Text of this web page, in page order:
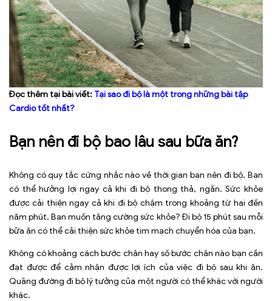
Đọc thêm tại bài viết: Tại sao đi bộ là một trong những bài tập
Cardio tốt nhất?
Bạn nên đi bộ bao lâu sau bữa ăn?
Không có quy tắc cứng nhắc nào về thời gian bạn nên đi bộ. Bạn
có thể hưởng lợi ngay cả khi đi bộ thong thả, ngắn. Sức khỏe
được cải thiện ngay cả khi đi bộ chậm trong khoảng từ hai đến
năm phút. Bạn muốn tăng cường sức khỏe? Đi bộ 15 phút sau mỗi
bữa ăn có thể cải thiện sức khỏe tim mạch chuyển hóa của bạn.
Không có khoảng cách bước chân hay số bước chân nào bạn cần
đạt được để cảm nhận được lợi ích của việc đi bộ sau khi ăn.
Quãng đường đi bộ lý tưởng của một người có thể khác với người
khác.